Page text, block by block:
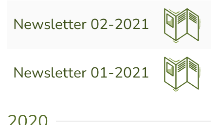
Newsletter 02-2021
Newsletter 01-2021